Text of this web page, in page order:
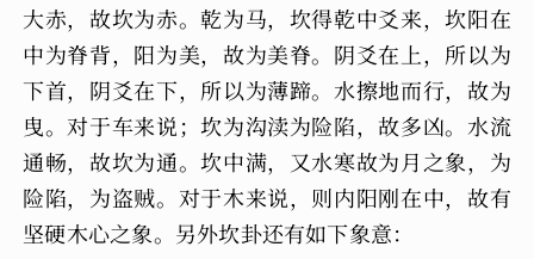
大赤，故坎为赤。乾为马，坎得乾中爻来，坎阳在
中为脊背，阳为美，故为美脊。阴爻在上，所以为
下首，阴爻在下，所以为薄蹄。水擦地而行，故为
曳。对于车来说；坎为沟渎为险陷，故多凶。水流
通畅，故坎为通。坎中满，又水寒故为月之象，为
险陷，为盗贼。对于木来说，则内阳刚在中，故有
坚硬木心之象。另外坎卦还有如下象意：